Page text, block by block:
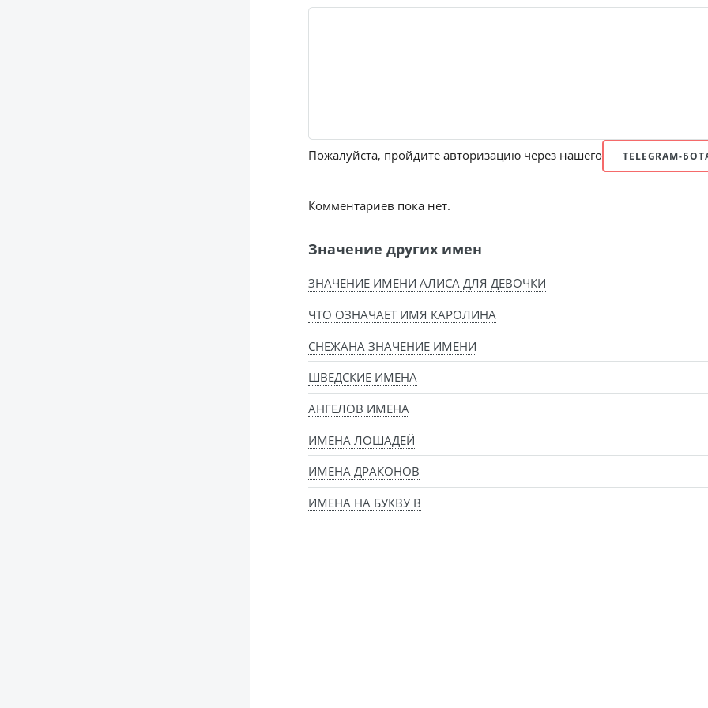
Пожалуйста, пройдите авторизацию через нашего TELEGRAM-
Комментариев пока нет.
Значение других имен
ЗНАЧЕНИЕ ИМЕНИ АЛИСА ДЛЯ ДЕВОЧКИ
ЧТО ОЗНАЧАЕТ ИМЯ КАРОЛИНА
СНЕЖАНА ЗНАЧЕНИЕ ИМЕНИ
ШВЕДСКИЕ ИМЕНА
АНГЕЛОВ ИМЕНА
ИМЕНА ЛОШАДЕЙ
ИМЕНА ДРАКОНОВ
ИМЕНА НА БУКВУ В